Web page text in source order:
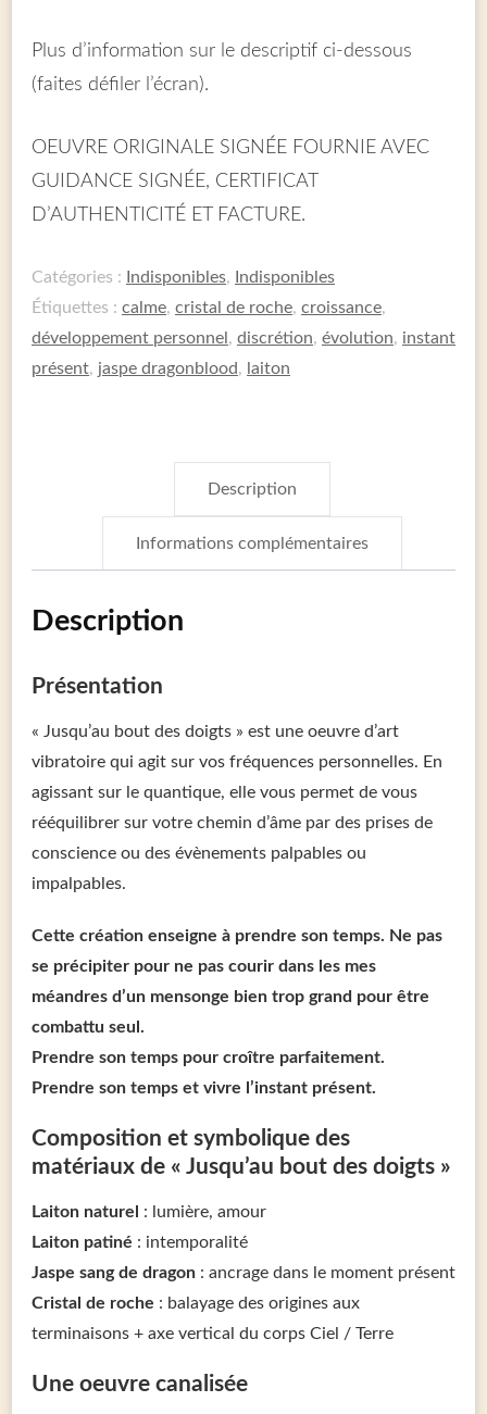
Plus d’information sur le descriptif ci-dessous
(faites défiler l’écran).
OEUVRE ORIGINALE SIGNÉE FOURNIE AVEC
GUIDANCE SIGNÉE, CERTIFICAT
D’AUTHENTICITÉ ET FACTURE.
Catégories : Indisponibles,
Indisponibles
Étiquettes : calme, cristal de roche, croissance,
développement personnel , discrétion, évolution, instant
présent, jaspe dragonblood, laiton
Description
Informations complémentaires
Description
Présentation
« Jusqu’au bout des doigts » est une oeuvre d’art
vibratoire qui agit sur vos fréquences personnelles. En
agissant sur le quantique, elle vous permet de vous
rééquilibrer sur votre chemin d’âme par des prises de
conscience ou des évènements palpables ou
impalpables.
Cette création enseigne à prendre son temps. Ne pas
se précipiter pour ne pas courir dans les mes
méandres d’un mensonge bien trop grand pour être
combattu seul.
Prendre son temps pour croître parfaitement.
Prendre son temps et vivre l’instant présent.
Composition et symbolique des
matériaux de « Jusqu’au bout des doigts »
Laiton naturel
: lumière, amour
Laiton patiné : intemporalité
Jaspe sang de dragon : ancrage dans le moment présent
Cristal de roche : balayage des origines aux
terminaisons + axe vertical du corps Ciel / Terre
Une oeuvre canalisée